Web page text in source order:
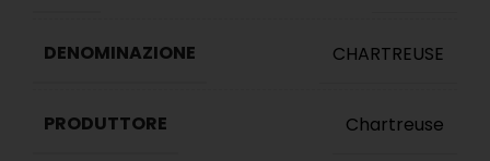
DENOMINAZIONE CHARTREUSE
PRODUTTORE Chartreuse